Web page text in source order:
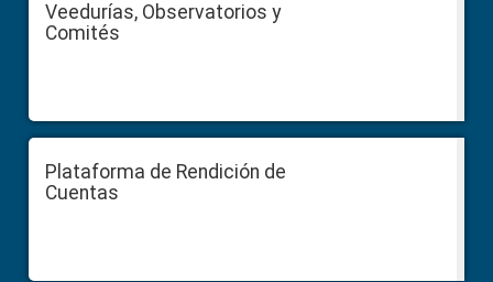
Veedurías, Observatorios y
Comités
Plataforma de Rendición de
Cuentas